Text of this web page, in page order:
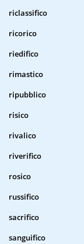
riclassifico
ricorico
riedifico
rimastico
ripubblico
risico
rivalico
riverifico
rosico
russifico
sacrifico
sanguifico